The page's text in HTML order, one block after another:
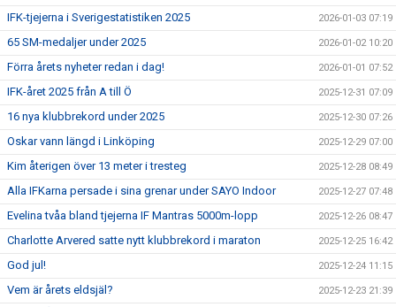
IFK-tjejerna i Sverigestatistiken 2025 2026-01-03 07:19
65 SM-medaljer under 2025 2026-01-02 10:20
Förra årets nyheter redan i dag! 2026-01-01 07:52
IFK-året 2025 från A till Ö 2025-12-31 07:09
16 nya klubbrekord under 2025 2025-12-30 07:26
Oskar vann längd i Linköping 2025-12-29 07:00
Kim återigen över 13 meter i tresteg 2025-12-28 08:49
Alla IFKarna persade i sina grenar under SAYO Indoor 2025-12-27 07:48
Evelina tvåa bland tjejerna IF Mantras 5000m-lopp 2025-12-26 08:47
Charlotte Arvered satte nytt klubbrekord i maraton 2025-12-25 16:42
God jul! 2025-12-24 11:15
Vem är årets eldsjäl? 2025-12-23 21:39